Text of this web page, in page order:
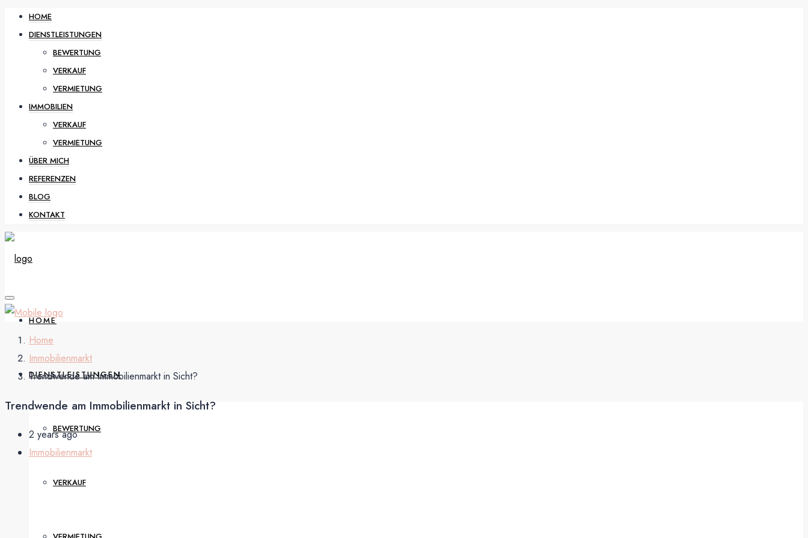
HOME
DIENSTLEISTUNGEN
BEWERTUNG
VERKAUF
VERMIETUNG
IMMOBILIEN
VERKAUF
VERMIETUNG
ÜBER MICH
REFERENZEN
BLOG
KONTAKT
HOME
DIENSTLEISTUNGEN
BEWERTUNG
VERKAUF
Home
Immobilienmarkt
Trendwende am Immobilienmarkt in Sicht?
Trendwende am Immobilienmarkt in Sicht?
2 years ago
Immobilienmarkt